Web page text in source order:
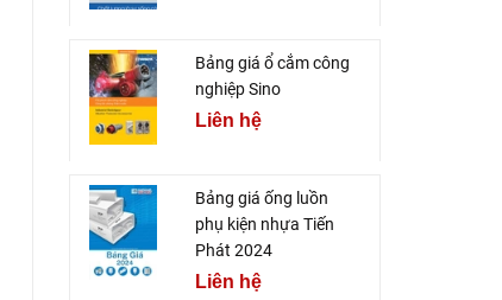
Bảng giá ổ cắm công
nghiệp Sino
Liên hệ
Bảng giá ống luồn
phụ kiện nhựa Tiến
Phát 2024
Liên hệ